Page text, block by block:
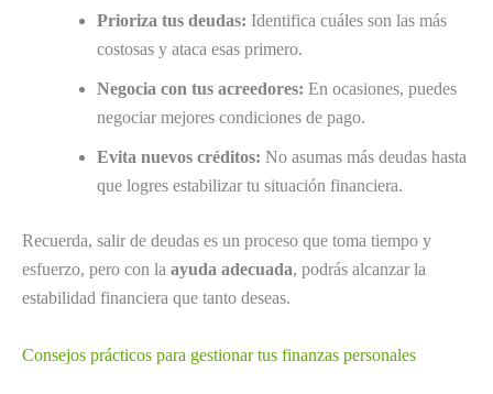
Prioriza tus deudas: Identifica cuáles son las más
costosas y ataca esas primero.
Negocia con tus acreedores: En ocasiones, puedes
negociar mejores condiciones de pago.
Evita nuevos créditos: No asumas más deudas hasta
que logres estabilizar tu situación financiera.
Recuerda, salir de deudas es un proceso que toma tiempo y
esfuerzo, pero con la ayuda adecuada, podrás alcanzar la
estabilidad financiera que tanto deseas.
Consejos prácticos para gestionar tus finanzas personales